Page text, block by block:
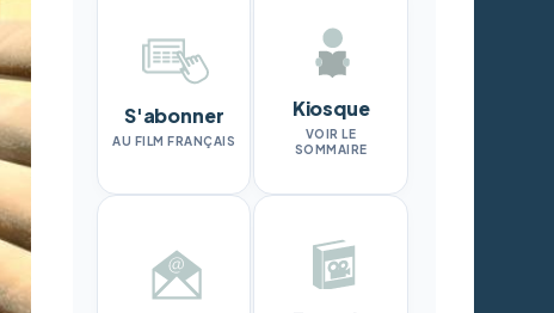
S'abonner
AU FILM FRANÇAIS
Kiosque
VOIR LE
SOMMAIRE